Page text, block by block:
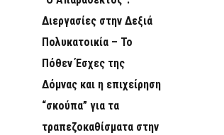
Διεργασίες στην Δεξιά
Πολυκατοικία – Το
Πόθεν Έσχες της
Δόμνας και η επιχείρηση
“σκούπα” για τα
τραπεζοκαθίσματα στην